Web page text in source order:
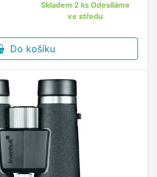
Skladem 2 ks Odesíláme
ve středu
Do košíku